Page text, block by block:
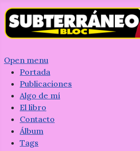
Open menu
Portada
Publicaciones
Algo de mí
El libro
Contacto
Álbum
Tags